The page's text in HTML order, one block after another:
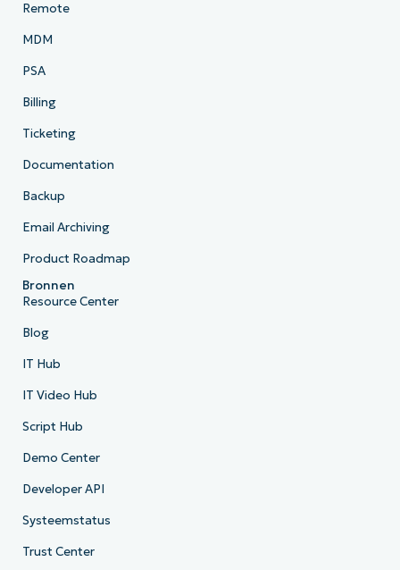
Remote
MDM
PSA
Billing
Ticketing
Documentation
Backup
Email Archiving
Product Roadmap
Bronnen
Resource Center
Blog
IT Hub
IT Video Hub
Script Hub
Demo Center
Developer API
Systeemstatus
Trust Center